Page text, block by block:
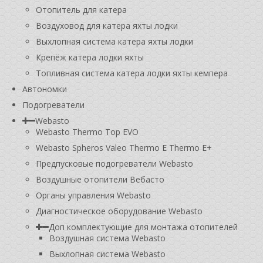
Отопитель для катера
Воздуховод для катера яхты лодки
Выхлопная система катера яхты лодки
Крепёж катера лодки яхты
Топливная система катера лодки яхты кемпера
Автономки
Подогреватели
Webasto
Webasto Thermo Top EVO
Webasto Spheros Valeo Thermo E Thermo E+
Предпусковые подогреватели Webasto
Воздушные отопители Вебасто
Органы управления Webasto
Диагностическое оборудование Webasto
Доп комплектующие для монтажа отопителей
Воздушная система Webasto
Выхлопная система Webasto